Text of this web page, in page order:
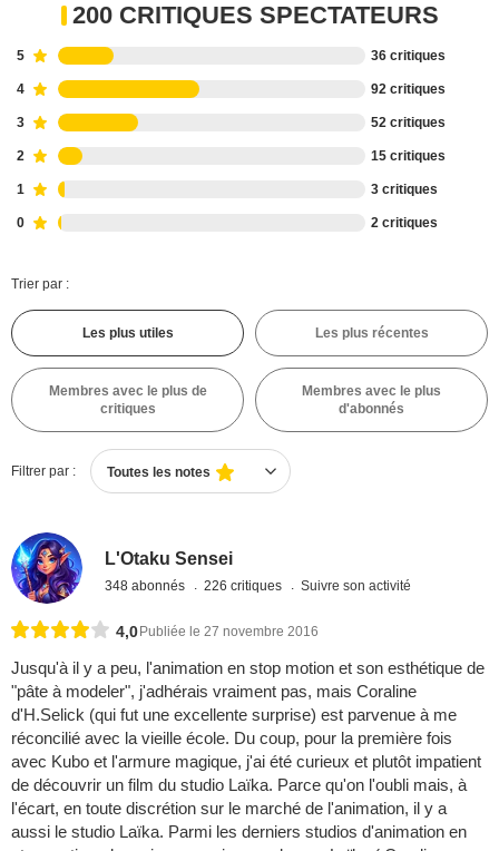
200 CRITIQUES SPECTATEURS
5 36 critiques
4 92 critiques
3 52 critiques
2 15 critiques
1 3 critiques
0 2 critiques
Trier par :
Les plus utiles Les plus récentes
Membres avec le plus de
critiques
Membres avec le plus
d'abonnés
Filtrer par : Toutes les notes
L'Otaku Sensei
348 abonnés 226 critiques Suivre son activité
4,0 Publiée le 27 novembre 2016
Jusqu'à il y a peu, l'animation en stop motion et son esthétique de
"pâte à modeler", j'adhérais vraiment pas, mais Coraline
d'H.Selick (qui fut une excellente surprise) est parvenue à me
réconcilié avec la vieille école. Du coup, pour la première fois
avec Kubo et l'armure magique, j'ai été curieux et plutôt impatient
de découvrir un film du studio Laïka. Parce qu'on l'oubli mais, à
l'écart, en toute discrétion sur le marché de l'animation, il y a
aussi le studio Laïka. Parmi les derniers studios d'animation en